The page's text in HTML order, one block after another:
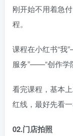
刚开始不用着急
程。
课程在小红书“
服务”——“创作学
看完课程，基本
红线，最好先看
02.门店拍照